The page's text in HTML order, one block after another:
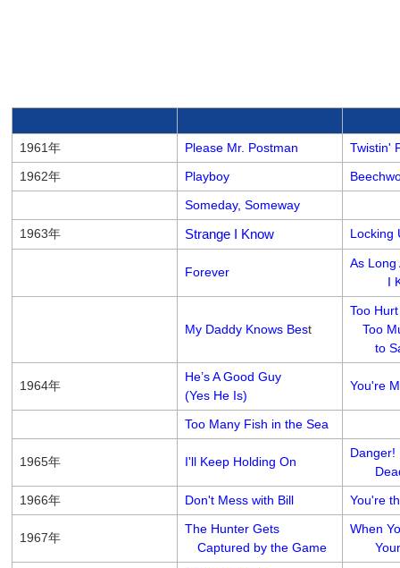
1961年 Please Mr. Postman
Twistin'
1962年
Playboy
Someday, Someway
1963年
Strange I Know Locking
Forever
As Long
I
My Daddy Knows Best
Too
Too
to
1964年
He’s A Good Guy
(Yes He Is)
You're
Too Many Fish in the Sea
1965年 I'll Keep Holding On
Danger!
Dead
1966年
Don't Mess with Bill You're
1967年
The Hunter Gets
Captured by the Game
When